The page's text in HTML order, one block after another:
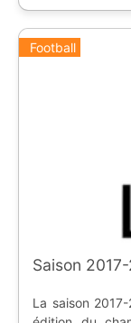
Lorraine * Dijon FCO * FC
: * FC Lorient *
Football
Saison
La saison